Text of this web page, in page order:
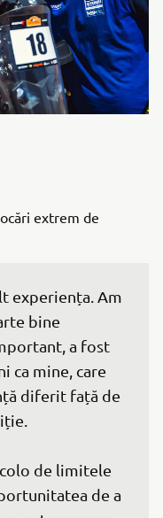
extrem de
experiența. Am
bine
a fost
ca mine, care
diferit față de
de limitele
de a